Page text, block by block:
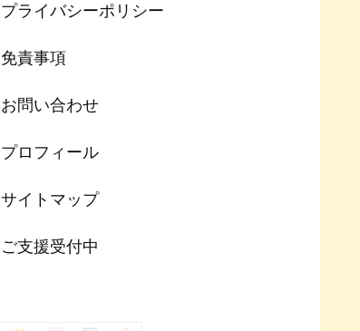
プライバシーポリシー
免責事項
お問い合わせ
プロフィール
サイトマップ
ご支援受付中